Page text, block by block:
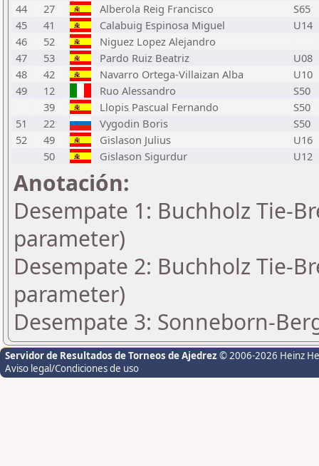
44
27 Alberola Reig Francisco
S65
45
41 Calabuig Espinosa Miguel
U14
46
52
Niguez Lopez Alejandro
47
53 Pardo Ruiz Beatriz
U08
48
42 Navarro Ortega-Villaizan Alba
U10
49
12 Ruo Alessandro
S50
39
Llopis Pascual Fernando
S50
51
22 Vygodin Boris
S50
52
49 Gislason Julius
U16
50
Gislason Sigurdur U12
Anotación:
Desempate 1: Buchholz Tie-
parameter)
Desempate 2: Buchholz Tie-
parameter)
Desempate 3: Sonneborn-
Servidor de Resultados de Torneos de Ajedrez © 2006-2026 Heinz
Aviso legal/Condiciones de uso